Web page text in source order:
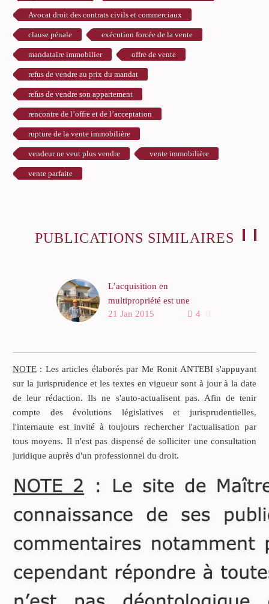
Avocat droit des contrats civils et commerciaux
clause pénale exécution forcée de la vente
mandataire immobilier offre de vente
refus de vendre au prix du mandat
refus de vendre son appartement
rencontre de l’offre et de l’acceptation
rupture de la vente immobilière
vendeur ne veut plus vendre vente immobilière
vente parfaite
PUBLICATIONS SIMILAIRES
L’acquisition en
multipropriété est une
opération ruineuse et que le
Dans les années 80-90, se
sont développées en
Europe de curieuses
modalités d’accès à la
propriété. Des sociétés
venderesses proposent à
des particuliers d’acquérir
un appartement de
sis dans une résidence de
4 0
21 Jan 2015
NOTE : Les articles élaborés par Me Ronit ANTEBI s'appuyant
sur la jurisprudence et les textes en vigueur sont à jour à la date
de leur rédaction. Ils ne s'auto-actualisent pas. Afin de tenir
compte des évolutions législatives et jurisprudentielles,
l'internaute est invité à toujours rechercher l'actualisation par
tous moyens. Il n'est pas dispensé de solliciter une consultation
juridique auprès d'un professionnel du droit.